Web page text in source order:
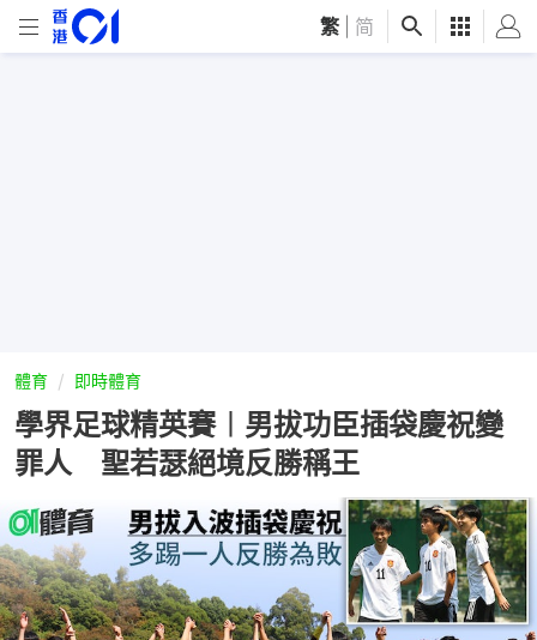
繁 简
體育 即時體育
學界足球精英賽︱男拔功臣插袋慶祝變
罪人 聖若瑟絕境反勝稱王